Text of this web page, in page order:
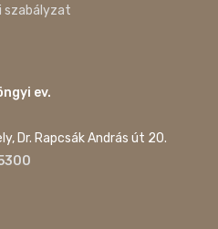
szabályzat
ev.
Dr. Rapcsák András út 20.